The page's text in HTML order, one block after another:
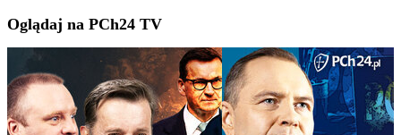
Oglądaj na PCh24 TV